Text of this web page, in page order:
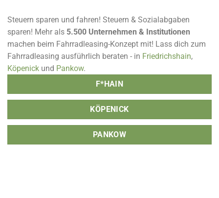
Anbietern möglich
Steuern sparen und fahren! Steuern & Sozialabgaben
sparen! Mehr als 5.500 Unternehmen & Institutionen
machen beim Fahrradleasing-Konzept mit! Lass dich zum
Fahrradleasing ausführlich beraten - in Friedrichshain,
Köpenick und Pankow.
F*HAIN
KÖPENICK
PANKOW